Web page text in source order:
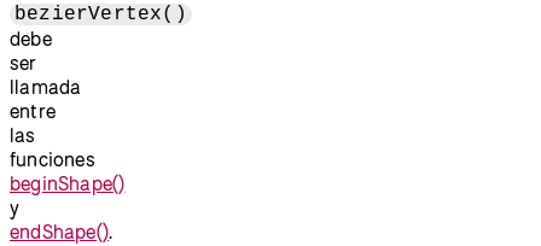
bezierVertex()
debe
ser
llamada
entre
las
funciones
beginShape()
y
endShape().